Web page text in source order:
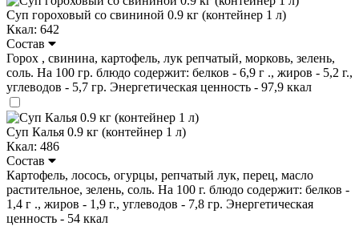
Суп гороховый со свининой 0.9 кг (контейнер 1 л)
Ккал: 642
Состав
Горох , свинина, картофель, лук репчатый, морковь, зелень,
соль. На 100 гр. блюдо содержит: белков - 6,9 г ., жиров - 5,2 г.,
углеводов - 5,7 гр. Энергетическая ценность - 97,9 ккал
Суп Калья 0.9 кг (контейнер 1 л)
Ккал: 486
Состав
Картофель, лосось, огурцы, репчатый лук, перец, масло
растительное, зелень, соль. На 100 г. блюдо содержит: белков -
1,4 г ., жиров - 1,9 г., углеводов - 7,8 гр. Энергетическая
ценность - 54 ккал